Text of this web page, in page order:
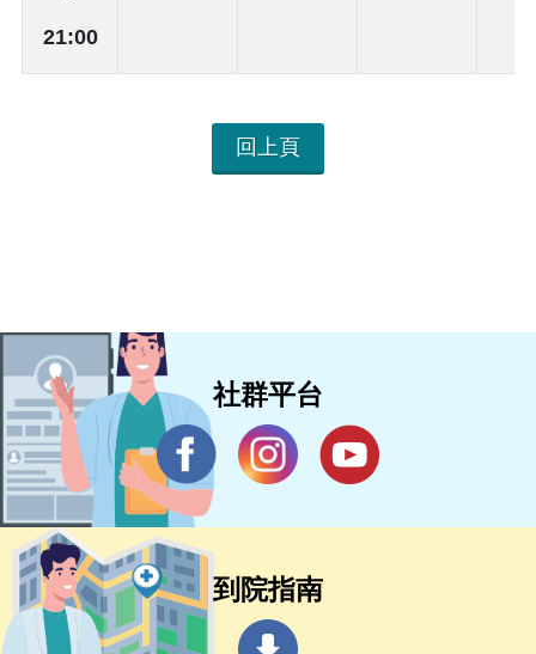
21:00
回上頁
社群平台
到院指南